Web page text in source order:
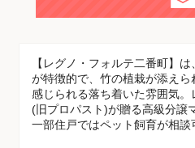
【レグノ・フォルテ二番町】
が特徴的で、竹の植栽が添え
感じられる落ち着いた雰囲気
(旧プロパスト)が贈る高級分譲
一部住戸ではペット飼育が相談